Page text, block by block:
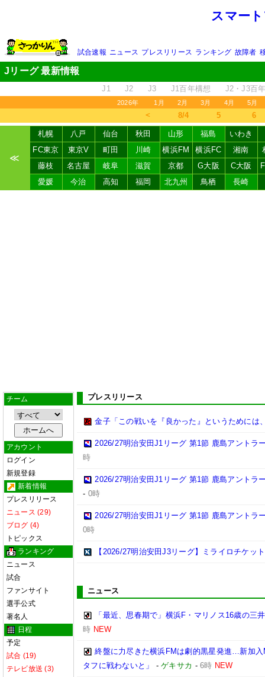
スマー
試合速報 ニュース プレスリリース ランキング 故障者
Jリーグ 最新情報
J1 J2 J3 J1百年構想 J2・J3百
2026年 1月 2月 3月 4月 5月
＜ 8/4 5 6
≪
札幌 八戸 仙台 秋田 山形 福島
いわき
FC東京
東京V 町田 川崎 横浜FM 横浜FC 湘南
藤枝
名古屋 岐阜 滋賀 京都 G大阪 C大阪
愛媛
今治 高知 福岡 北九州 鳥栖 長崎
チーム
アカウント
ログイン
新規登録
新着情報
プレスリリース
ニュース (29)
ブログ (4)
トピックス
ランキング
ニュース
試合
ファンサイト
選手公式
著名人
日程
予定
試合 (19)
テレビ放送 (3)
プレスリリース
金子「この戦いを『良かった』というためには
2026/27明治安田J1リーグ 第1節 鹿島アントラ
時
2026/27明治安田J1リーグ 第1節 鹿島アントラ
- 0時
2026/27明治安田J1リーグ 第1節 鹿島アントラ
0時
【2026/27明治安田J3リーグ】ミライロチケッ
ニュース
「最近、思春期で」横浜F・マリノス16歳の三
時 NEW
終盤に力尽きた横浜FMは劇的黒星発進…新加
タフに戦わないと」
-ゲキサカ -6時 NEW